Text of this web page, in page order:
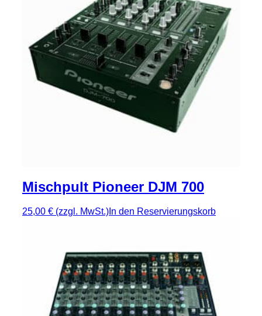
Mischpult Pioneer DJM 700
25,00 € (zzgl. MwSt.) In den Reservierungskorb